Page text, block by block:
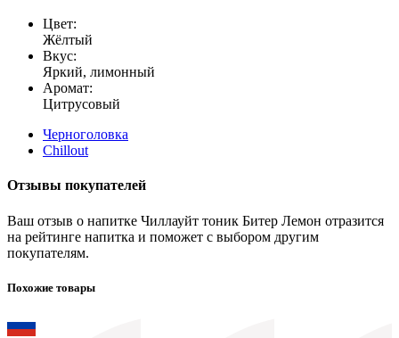
Цвет:
Жёлтый
Вкус:
Яркий, лимонный
Аромат:
Цитрусовый
Черноголовка
Chillout
Отзывы покупателей
Ваш отзыв о напитке Чиллауйт тоник Битер Лемон отразится
на рейтинге напитка и поможет с выбором другим
покупателям.
Похожие товары